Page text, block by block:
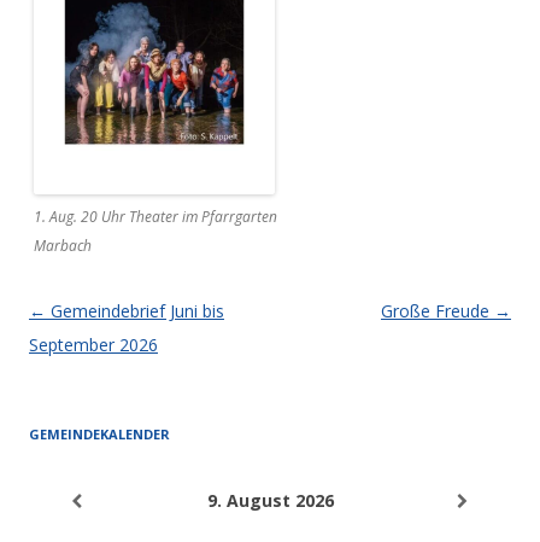
1. Aug. 20 Uhr Theater im Pfarrgarten
Marbach
Artikel-Navigation
← Gemeindebrief Juni bis
September 2026
Große Freude →
GEMEINDEKALENDER
9. August 2026